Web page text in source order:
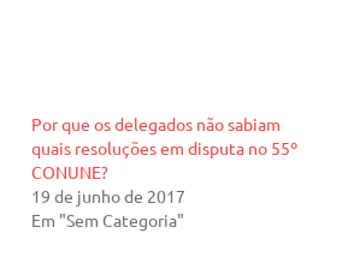
Por que os delegados não sabiam
quais resoluções em disputa no 55º
CONUNE?
19 de junho de 2017
Em "Sem Categoria"